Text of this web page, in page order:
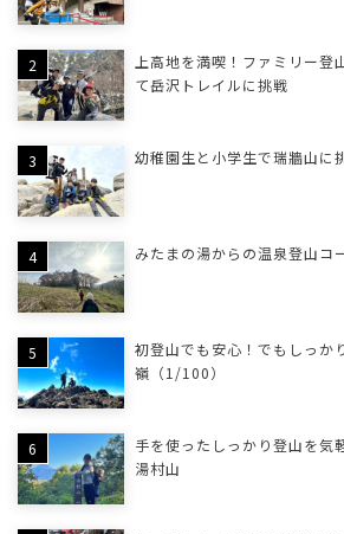
上高地を満喫！ファミリー登
て岳沢トレイルに挑戦
幼稚園生と小学生で瑞牆山に
みたまの湯からの温泉登山コ
初登山でも安心！でもしっか
嶺（1/100）
手を使ったしっかり登山を気
湯村山